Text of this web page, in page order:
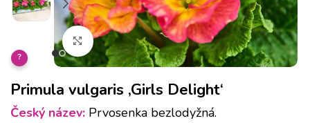
Klikněte pro zvětšení
?
Primula vulgaris ‚Girls Delight‘
Český název: Prvosenka bezlodyžná.